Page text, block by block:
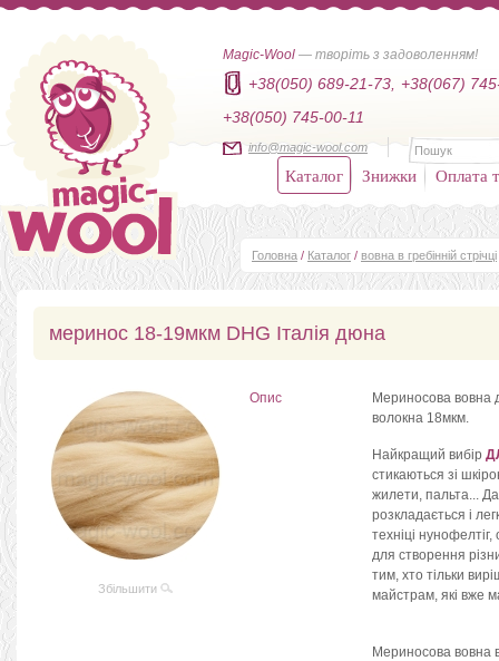
Magic-Wool — творіть з задоволенням!
+38(050) 689-21-73,
+38(067)
+38(050) 745-00-11
info@magic-wool.com
Каталог Знижки Оплата
Головна / Каталог / вовна в гребінній стрічці
меринос 18-19мкм DHG Італія дюна
Збільшити
Опис
Мериносова вовна
волокна 18мкм.
Найкращий вибір
стикаються зі
жилети, пальта...
розкладається і
техніці
для створення
тим, хто тільки
майстрам, які вже
Мериносова вовна